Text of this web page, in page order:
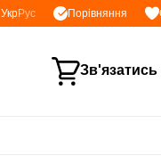
УкрРус Порівняння